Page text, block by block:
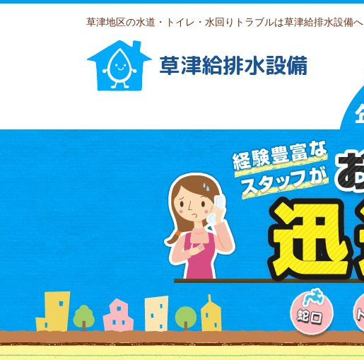
草津地区の水道・トイレ・水回りトラブルは草津給排水設備へ
草津給排水設備